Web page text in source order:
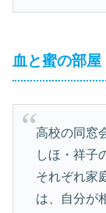
血と蜜の部屋
高校の同窓
しほ・祥子
それぞれ家
は、自分が